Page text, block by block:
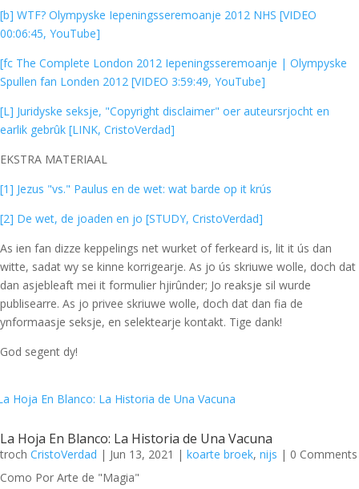
[b] WTF? Olympyske Iepeningsseremoanje 2012 NHS [VIDEO
00:06:45, YouTube]
[fc The Complete London 2012 Iepeningsseremoanje | Olympyske
Spullen fan Londen 2012 [VIDEO 3:59:49, YouTube]
[L] Juridyske seksje, "Copyright disclaimer" oer auteursrjocht en
earlik gebrûk [LINK, CristoVerdad]
EKSTRA MATERIAAL
[1] Jezus "vs." Paulus en de wet: wat barde op it krús
[2] De wet, de joaden en jo [STUDY, CristoVerdad]
As ien fan dizze keppelings net wurket of ferkeard is, lit it ús dan
witte, sadat wy se kinne korrigearje. As jo ús skriuwe wolle, doch dat
dan asjebleaft mei it formulier hjirûnder; Jo reaksje sil wurde
publisearre. As jo privee skriuwe wolle, doch dat dan fia de
ynformaasje seksje, en selektearje kontakt. Tige dank!
God segent dy!
La Hoja En Blanco: La Historia de Una Vacuna
troch CristoVerdad | Jun 13, 2021 | koarte broek, nijs | 0 Comments
Como Por Arte de "Magia"